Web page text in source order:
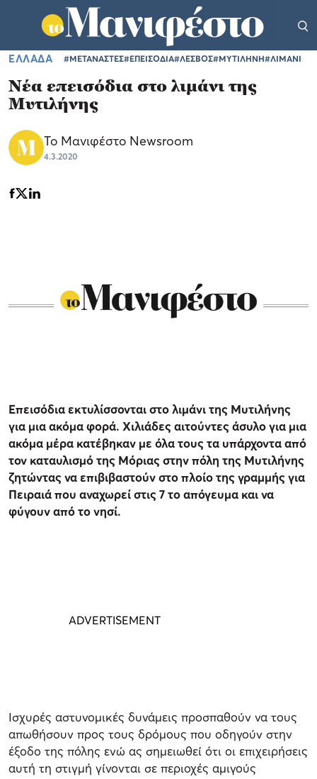
ΕΛΛΑΔΑ #ΜΕΤΑΝΑΣΤΕΣ#ΕΠΕΙΣΟΔΙΑ#ΛΕΣΒΟΣ#ΜΥΤΙΛΗΝΗ#ΛΙΜΑΝΙ
Νέα επεισόδια στο λιμάνι της
Μυτιλήνης
Το Μανιφέστο Newsroom
4.3.2020
Επεισόδια εκτυλίσσονται στο λιμάνι της Μυτιλήνης
για μια ακόμα φορά. Χιλιάδες αιτούντες άσυλο για μια
ακόμα μέρα κατέβηκαν με όλα τους τα υπάρχοντα από
τον καταυλισμό της Μόριας στην πόλη της Μυτιλήνης
ζητώντας να επιβιβαστούν στο πλοίο της γραμμής για
Πειραιά που αναχωρεί στις 7 το απόγευμα και να
φύγουν από το νησί.
Ισχυρές αστυνομικές δυνάμεις προσπαθούν να τους
απωθήσουν προς τους δρόμους που οδηγούν στην
έξοδο της πόλης ενώ ας σημειωθεί ότι οι επιχειρήσεις
αυτή τη στιγμή γίνονται σε περιοχές αμιγούς